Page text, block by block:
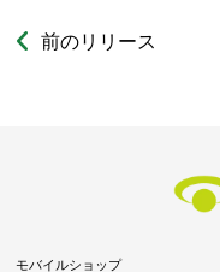
前のリリース
モバイルショップ